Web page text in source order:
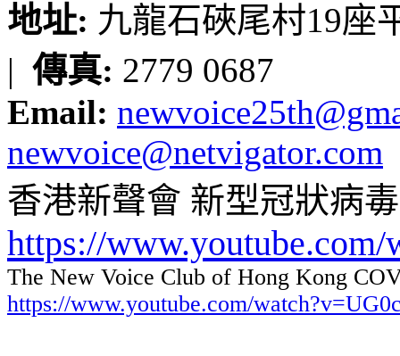
地址: 九龍石硤尾村19座
| 傳真: 2779 0687
Email:
newvoice@netvigator.com
香港新聲會 新型冠狀病
https://
The New Voice Club of Hong Kong
https://www.youtube.com/